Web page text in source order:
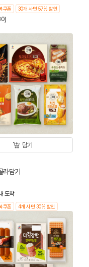
쿠폰 30개 사면 57% 할인
담기
라담기
도착
쿠폰 4개 사면 30% 할인